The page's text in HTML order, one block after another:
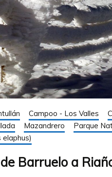
Campoo - Los Valles
Mazandrero Parque
elaphus)
Barruelo a